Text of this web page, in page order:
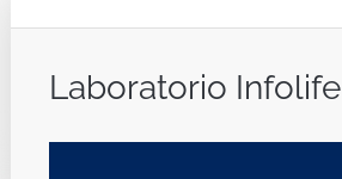
Laboratorio Infolife